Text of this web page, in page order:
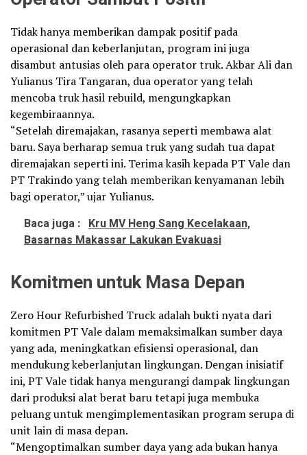
Tidak hanya memberikan dampak positif pada
operasional dan keberlanjutan, program ini juga
disambut antusias oleh para operator truk. Akbar Ali dan
Yulianus Tira Tangaran, dua operator yang telah
mencoba truk hasil rebuild, mengungkapkan
kegembiraannya.
“Setelah diremajakan, rasanya seperti membawa alat
baru. Saya berharap semua truk yang sudah tua dapat
diremajakan seperti ini. Terima kasih kepada PT Vale dan
PT Trakindo yang telah memberikan kenyamanan lebih
bagi operator,” ujar Yulianus.
Baca juga : Kru MV Heng Sang Kecelakaan,
Basarnas Makassar Lakukan Evakuasi
Komitmen untuk Masa Depan
Zero Hour Refurbished Truck adalah bukti nyata dari
komitmen PT Vale dalam memaksimalkan sumber daya
yang ada, meningkatkan efisiensi operasional, dan
mendukung keberlanjutan lingkungan. Dengan inisiatif
ini, PT Vale tidak hanya mengurangi dampak lingkungan
dari produksi alat berat baru tetapi juga membuka
peluang untuk mengimplementasikan program serupa di
unit lain di masa depan.
“Mengoptimalkan sumber daya yang ada bukan hanya